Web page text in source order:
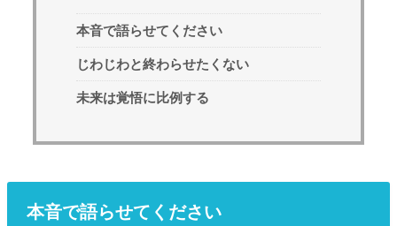
本音で語らせてください
じわじわと終わらせたくない
未来は覚悟に比例する
本音で語らせてください